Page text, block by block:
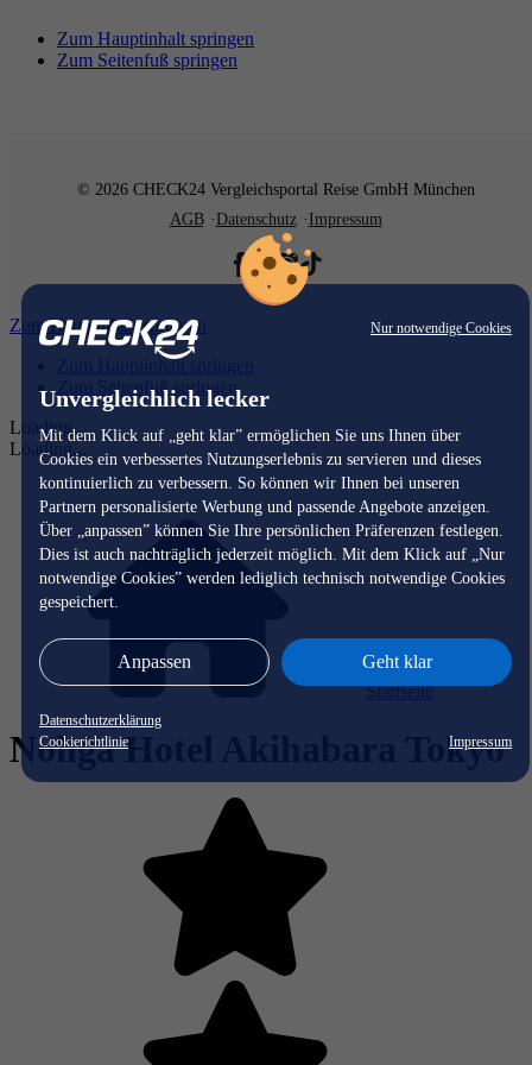
Nur notwendige Cookies
Unvergleichlich lecker
Mit dem Klick auf „geht klar” ermöglichen Sie uns Ihnen über
Cookies ein verbessertes Nutzungserlebnis zu servieren und dieses
kontinuierlich zu verbessern. So können wir Ihnen bei unseren
Partnern personalisierte Werbung und passende Angebote anzeigen.
Über „anpassen” können Sie Ihre persönlichen Präferenzen festlegen.
Dies ist auch nachträglich jederzeit möglich. Mit dem Klick auf „Nur
notwendige Cookies” werden lediglich technisch notwendige Cookies
gespeichert.
Anpassen Geht klar
Datenschutzerklärung
Cookierichtlinie
Impressum
Zum Hauptinhalt springen
Zum Seitenfuß springen
© 2026 CHECK24 Vergleichsportal Reise GmbH München
AGB
Datenschutz Impressum
Zum Hauptinhalt springen
Zum Hauptinhalt springen
Zum Seitenfuß springen
Loading...
Loading...
Startseite
Nohga Hotel Akihabara Tokyo